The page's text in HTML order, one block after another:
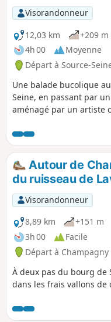
Visorandonneur
12,03 km
+209 m
4h 00
Moyenne
Départ à Source-
Une balade bucolique
Seine, en passant par
aménagé par un artiste
ermitage du XIIème
Autour de
du ruisseau de
Visorandonneur
8,89 km
+151 m
3h 00
Facile
Départ à Champagny
À deux pas du bourg de
dans les frais vallons